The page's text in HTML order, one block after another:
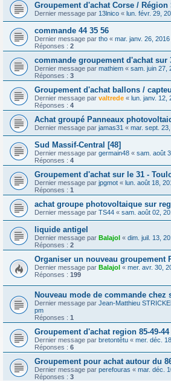
Groupement d'achat Corse / Région
Dernier message par 13lnico « lun. févr. 29,
commande 44 35 56
Dernier message par tho « mar. janv. 26,
Réponses : 2
commande groupement d'achat sur
Dernier message par mathiem « sam. juin 27,
Réponses : 3
Groupement d'achat ballons /
Dernier message par valtrede « lun. janv. 12,
Réponses : 4
Achat groupé Panneaux
Dernier message par jamas31 « mar. sept.
Sud Massif-Central [48]
Dernier message par germain48 « sam. août
Réponses : 4
Groupement d'achat sur le 31 -
Dernier message par jpgmot « lun. août 18,
Réponses : 1
achat groupe photovoltaique sur
Dernier message par TS44 « sam. août 02,
liquide antigel
Dernier message par Balajol « dim. juil. 13,
Réponses : 2
Organiser un nouveau groupement
Dernier message par Balajol « mer. avr. 30,
Réponses : 199
Nouveau mode de commande chez
Dernier message par Jean-Matthieu
pm
Réponses : 1
Groupement d'achat region 85-49-44
Dernier message par bretontêtu « mer. déc.
Réponses : 6
Groupement pour achat autour du
Dernier message par perefouras « mar. déc.
Réponses : 3